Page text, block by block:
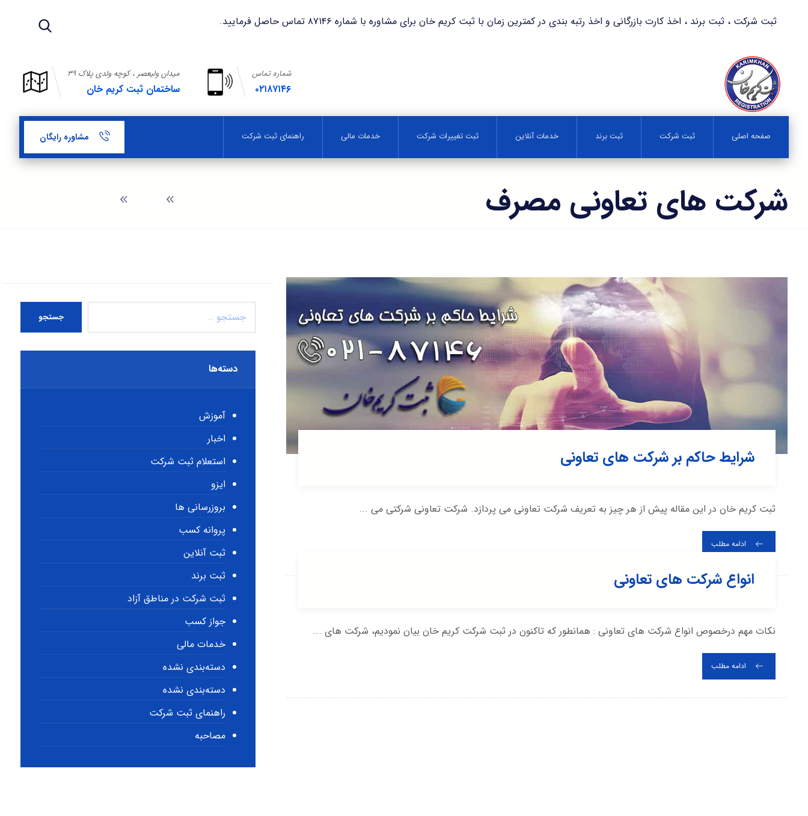
ثبت شرکت ، ثبت برند ، اخذ کارت بازرگانی و اخذ رتبه بندی در کمترین زمان با ثبت کریم خان برای مشاوره با شماره ۸۷۱۴۶ تماس حاصل فرمایید.
میدان ولیعصر ، کوچه ولدی پلاک ۳۹
ساختمان ثبت کریم خان
شماره تماس
۰۲۱۸۷۱۴۶
صفحه اصلی ثبت شرکت ثبت برند خدمات آنلاین ثبت تغییرات شرکت خدمات مالی راهنمای ثبت شرکت مشاوره رایگان
شرکت های تعاونی مصرف
شرایط حاکم بر شرکت های تعاونی
ثبت کریم خان در این مقاله پیش از هر چیز به تعریف شرکت تعاونی می پردازد. شرکت تعاونی شرکتی می ...
ادامه مطلب
انواع شرکت های تعاونی
نکات مهم درخصوص انواع شرکت های تعاونی : همانطور که تاکنون در ثبت شرکت کریم خان بیان نمودیم، شرکت های ...
ادامه مطلب
جستجو
دسته‌ها
آموزش
اخبار
استعلام ثبت شرکت
ایزو
بروزرسانی ها
پروانه کسب
ثبت آنلاین
ثبت برند
ثبت شرکت در مناطق آزاد
جواز کسب
خدمات مالی
دسته‌بندی نشده
دسته‌بندی نشده
راهنمای ثبت شرکت
مصاحبه